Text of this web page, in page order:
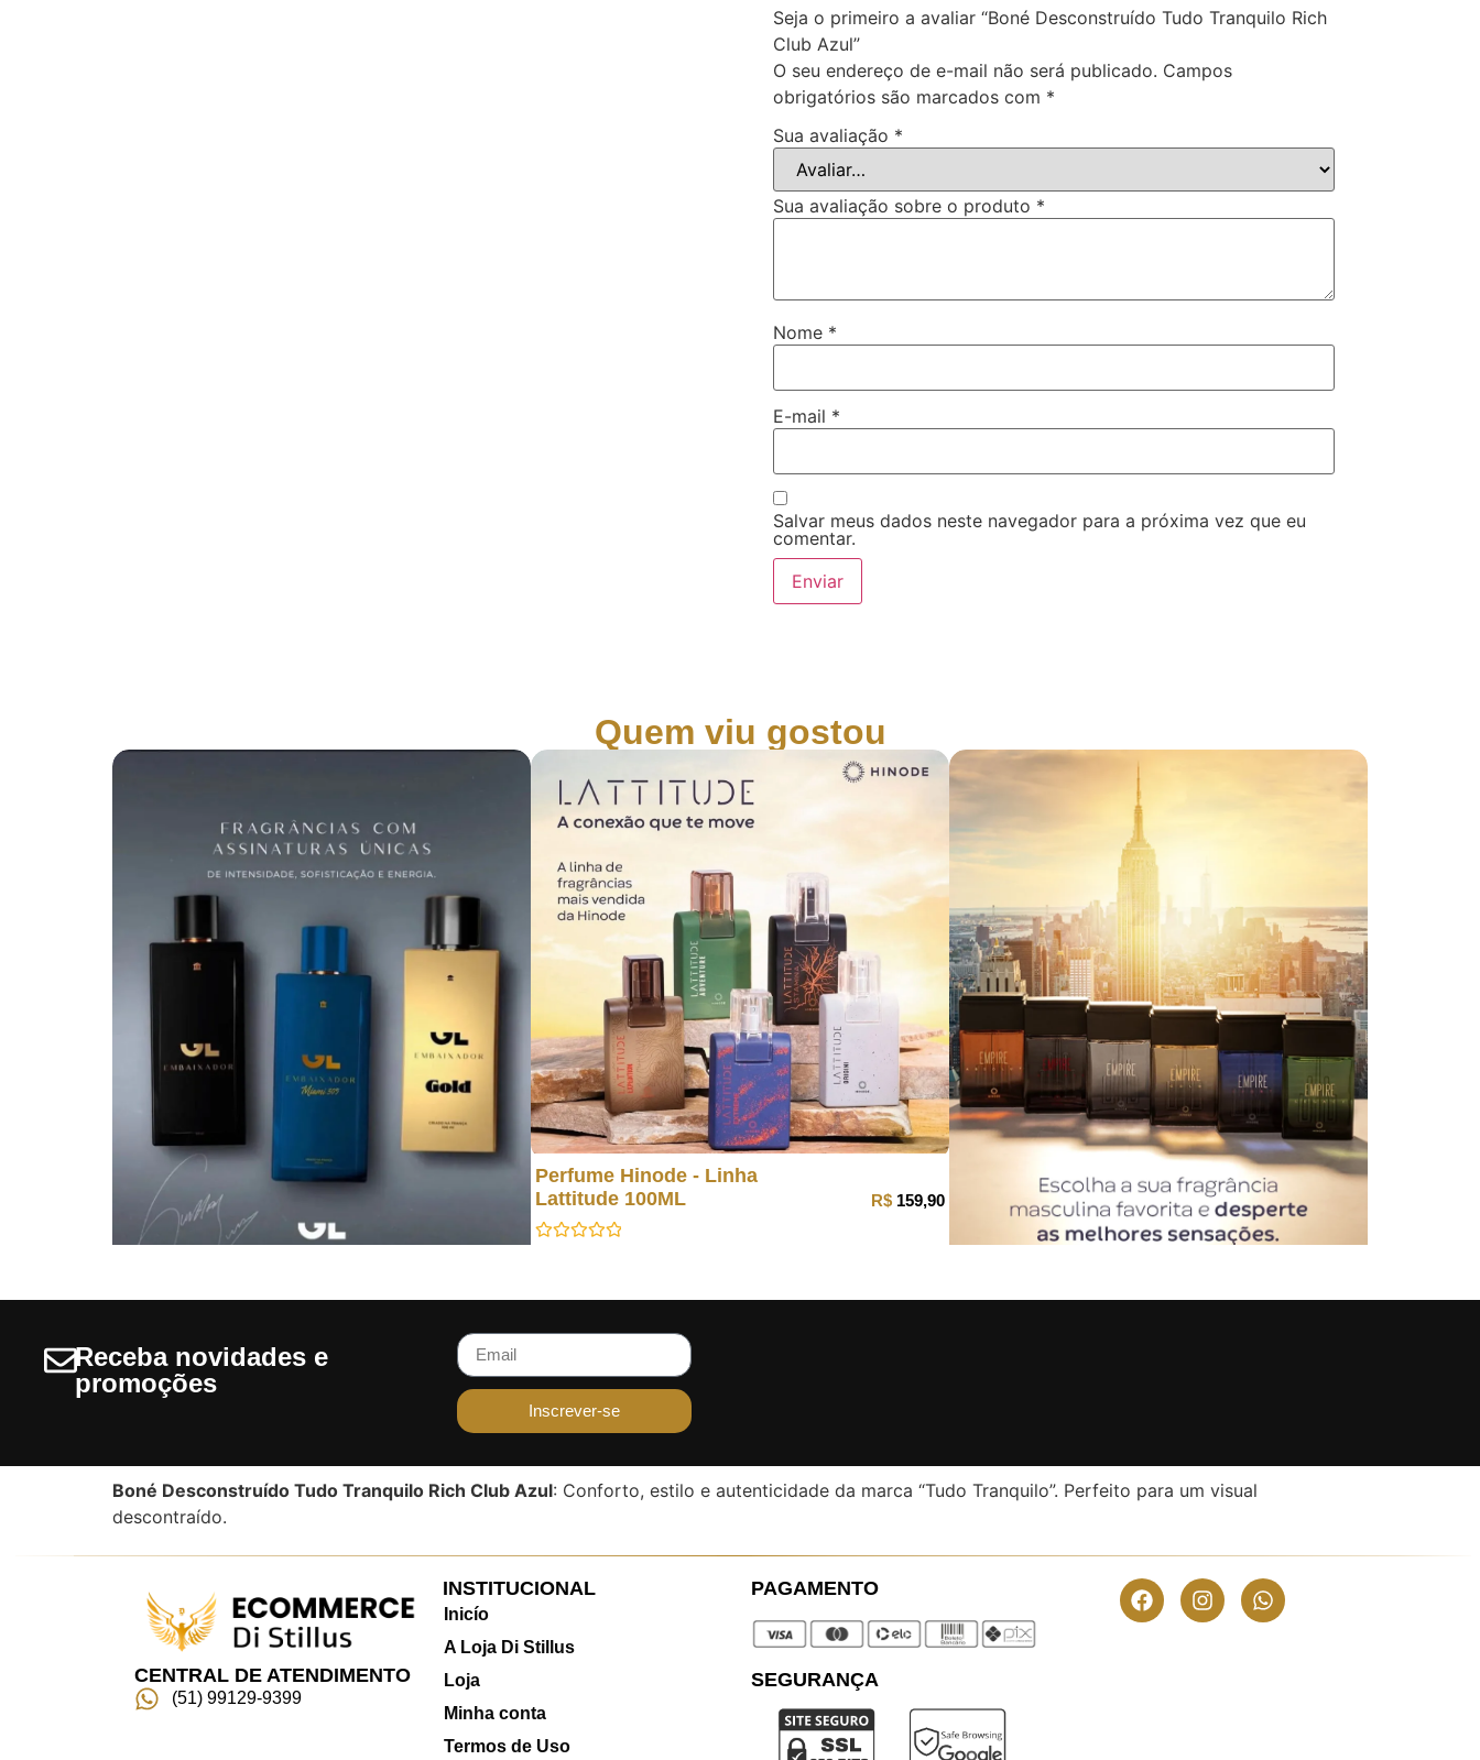
Seja o primeiro a avaliar “Boné Desconstruído Tudo Tranquilo Rich
Club Azul”
O seu endereço de e-mail não será publicado. Campos
obrigatórios são marcados com *
Sua avaliação *
Sua avaliação sobre o produto *
Nome *
E-mail *
Salvar meus dados neste navegador para a próxima vez que eu
comentar.
Quem viu gostou
Avaliação
0
Perfume Hinode - Linha
Lattitude 100ML
5
R$ 159,90
Receba novidades e
promoções
Inscrever-se
Boné Desconstruído Tudo Tranquilo Rich Club Azul: Conforto, estilo e autenticidade da marca “Tudo Tranquilo”. Perfeito para um visual
descontraído.
CENTRAL DE ATENDIMENTO
(51) 99129-9399
INSTITUCIONAL
Inicío
A Loja Di Stillus
Loja
Minha conta
Termos de Uso
PAGAMENTO
SEGURANÇA